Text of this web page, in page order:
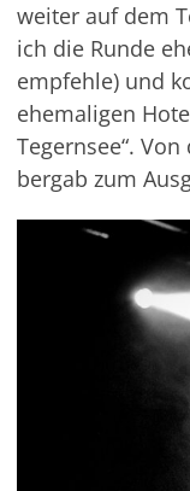
weiter auf dem
ich die Runde
empfehle) und
ehemaligen
Tegernsee“.
bergab zum